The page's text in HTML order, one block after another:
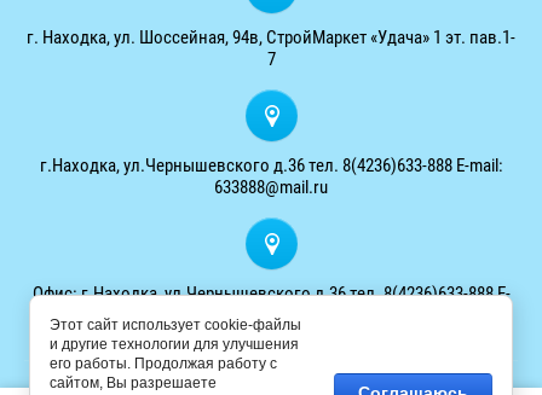
г. Находка, ул. Шоссейная, 94в, СтройМаркет «Удача» 1 эт. пав.1-
7
г.Находка, ул.Чернышевского д.36 тел. 8(4236)633-888 E-mail:
633888@mail.ru
Офис: г.Находка, ул.Чернышевского д.36 тел. 8(4236)633-888 E-
mail: 633888@mail.ru
Этот сайт использует cookie-файлы
и другие технологии для улучшения
его работы. Продолжая работу с
сайтом, Вы разрешаете